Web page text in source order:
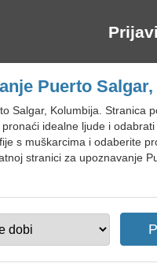
Puerto
Kolumbija. Stranica
idealne ljude i
s muškarcima i odaberite
stranici za upoznavanje